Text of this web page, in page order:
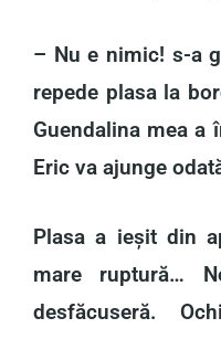
– Nu e nimic! s-a
repede plasa la
Guendalina mea a
Eric va ajunge
Plasa a ieșit din
mare ruptură…
desfăcuseră.